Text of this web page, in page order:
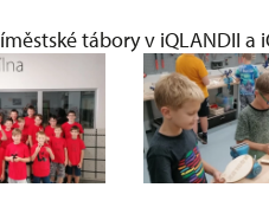
tábory v iQLANDII a